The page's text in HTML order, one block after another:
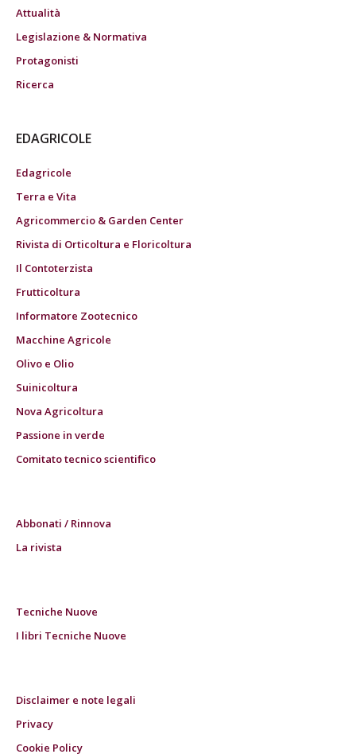
Attualità
Legislazione & Normativa
Protagonisti
Ricerca
EDAGRICOLE
Edagricole
Terra e Vita
Agricommercio & Garden Center
Rivista di Orticoltura e Floricoltura
Il Contoterzista
Frutticoltura
Informatore Zootecnico
Macchine Agricole
Olivo e Olio
Suinicoltura
Nova Agricoltura
Passione in verde
Comitato tecnico scientifico
Abbonati / Rinnova
La rivista
Tecniche Nuove
I libri Tecniche Nuove
Disclaimer e note legali
Privacy
Cookie Policy